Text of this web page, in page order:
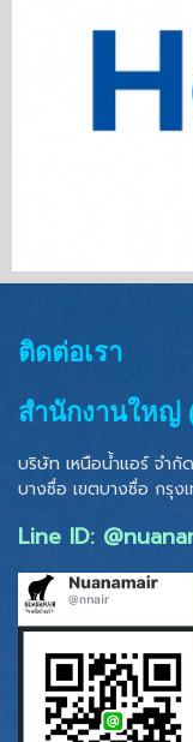
ติดต่อเรา
สำนักงานใหญ่
บริษัท เหนือน้ำแอร์ จำ
บางซื่อ เขตบางซื่อ กรุง
Line ID: